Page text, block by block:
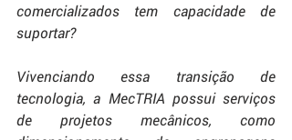
comercializados tem capacidade de
suportar?
Vivenciando essa transição de
tecnologia, a MecTRIA possui serviços
de projetos mecânicos, como